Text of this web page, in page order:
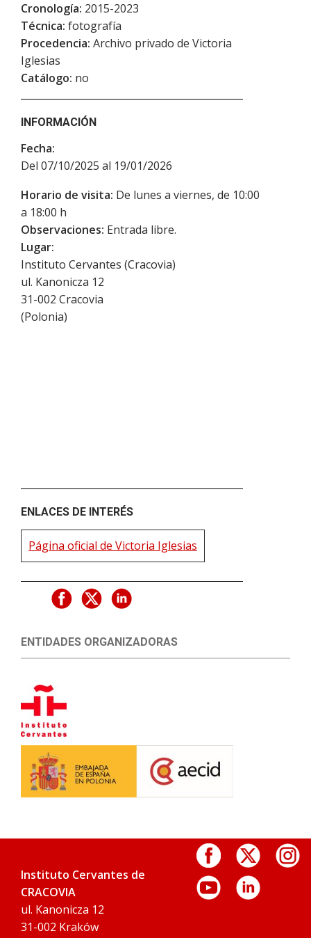
Cronología: 2015-2023
Técnica: fotografía
Procedencia: Archivo privado de Victoria
Iglesias
Catálogo: no
INFORMACIÓN
Fecha:
Del 07/10/2025 al 19/01/2026
Horario de visita: De lunes a viernes, de 10:00
a 18:00 h
Observaciones: Entrada libre.
Lugar:
Instituto Cervantes (Cracovia)
ul. Kanonicza 12
31-002 Cracovia
(Polonia)
ENLACES DE INTERÉS
Página oficial de Victoria Iglesias
ENTIDADES ORGANIZADORAS
Instituto Cervantes de
CRACOVIA
ul. Kanonicza 12
31-002 Kraków